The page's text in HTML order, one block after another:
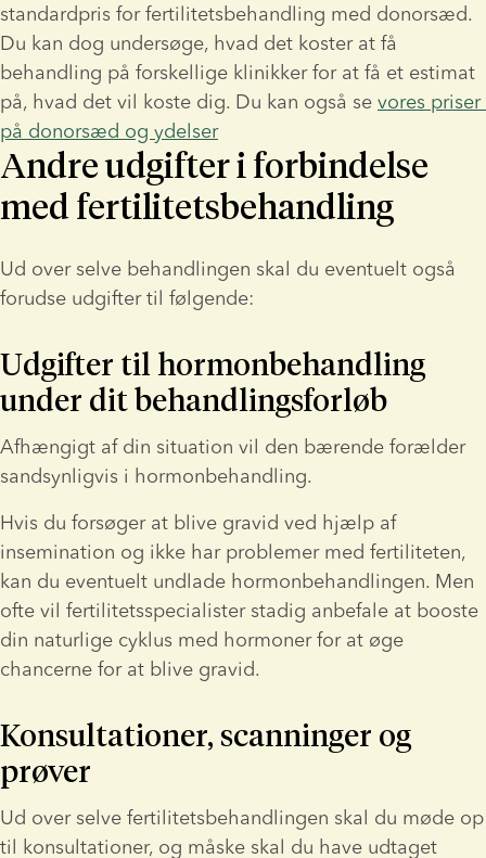
standardpris for fertilitetsbehandling med donorsæd.
Du kan dog undersøge, hvad det koster at få
behandling på forskellige klinikker for at få et estimat
på, hvad det vil koste dig. Du kan også se vores priser
på donorsæd og ydelser
Andre udgifter i forbindelse
med fertilitetsbehandling
Ud over selve behandlingen skal du eventuelt også
forudse udgifter til følgende:
Udgifter til hormonbehandling
under dit behandlingsforløb
Afhængigt af din situation vil den bærende forælder
sandsynligvis i hormonbehandling.
Hvis du forsøger at blive gravid ved hjælp af
insemination og ikke har problemer med fertiliteten,
kan du eventuelt undlade hormonbehandlingen. Men
ofte vil fertilitetsspecialister stadig anbefale at booste
din naturlige cyklus med hormoner for at øge
chancerne for at blive gravid.
Konsultationer, scanninger og
prøver
Ud over selve fertilitetsbehandlingen skal du møde op
til konsultationer, og måske skal du have udtaget